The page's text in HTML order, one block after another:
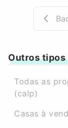
Outros tipos
Todas as
(calp)
Casas à